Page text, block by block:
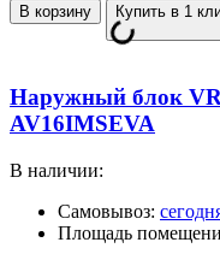
В корзину Купить в 1
Наружный блок
AV16IMSEVA
В наличии:
Самовывоз:
Площадь